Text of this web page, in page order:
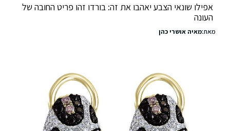
אפילו שונאי הצבע יאהבו את זה: בורדו זהו פריט החובה של
העונה
מאת:מאיה אושרי כהן